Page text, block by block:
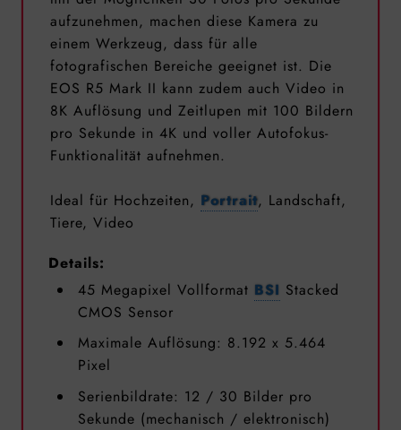
aufzunehmen, machen diese Kamera zu
einem Werkzeug, dass für alle
fotografischen Bereiche geeignet ist. Die
EOS R5 Mark II kann zudem auch Video in
8K Auflösung und Zeitlupen mit 100 Bildern
pro Sekunde in 4K und voller Autofokus-
Funktionalität aufnehmen.
Ideal für Hochzeiten, Portrait, Landschaft,
Tiere, Video
Details:
45 Megapixel Vollformat BSI Stacked
CMOS Sensor
Maximale Auflösung: 8.192 x 5.464
Pixel
Serienbildrate: 12 / 30 Bilder pro
Sekunde (mechanisch / elektronisch)